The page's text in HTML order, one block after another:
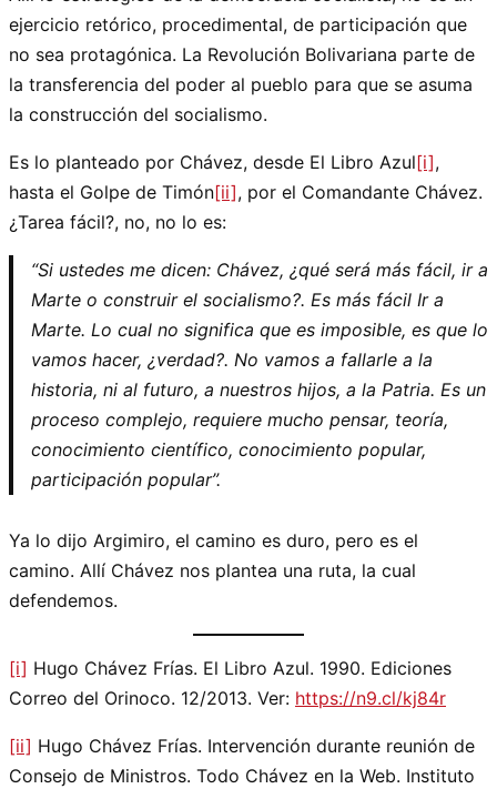
ejercicio retórico, procedimental, de participación que
no sea protagónica. La Revolución Bolivariana parte de
la transferencia del poder al pueblo para que se asuma
la construcción del socialismo.
Es lo planteado por Chávez, desde El Libro Azul[i],
hasta el Golpe de Timón[ii], por el Comandante Chávez.
¿Tarea fácil?, no, no lo es:
“Si ustedes me dicen: Chávez, ¿qué será más fácil, ir a
Marte o construir el socialismo?. Es más fácil Ir a
Marte. Lo cual no significa que es imposible, es que lo
vamos hacer, ¿verdad?. No vamos a fallarle a la
historia, ni al futuro, a nuestros hijos, a la Patria. Es un
proceso complejo, requiere mucho pensar, teoría,
conocimiento científico, conocimiento popular,
participación popular”.
Ya lo dijo Argimiro, el camino es duro, pero es el
camino. Allí Chávez nos plantea una ruta, la cual
defendemos.
[i] Hugo Chávez Frías. El Libro Azul. 1990. Ediciones
Correo del Orinoco. 12/2013. Ver: https://n9.cl/kj84r
[ii] Hugo Chávez Frías. Intervención durante reunión de
Consejo de Ministros. Todo Chávez en la Web. Instituto